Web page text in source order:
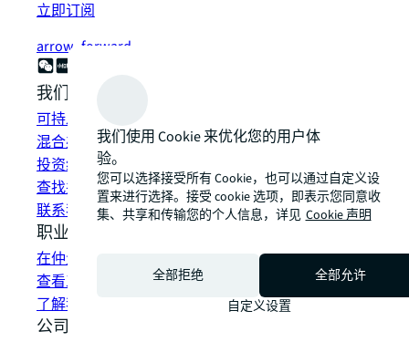
立即订阅
arrow_forward
我们如何为您提供帮助？
可持发展解决方案
混合办公空间解决方案
投资组合管理
查找并租赁空间
联系我们
职业发展
在仲量联行工作
查看工作机会
了解我们的员工
公司信息
我们使用 Cookie 来优化您的用户体
验。
您可以选择接受所有 Cookie，也可以通过自定义设
置来进行选择。接受 cookie 选项，即表示您同意收
集、共享和传输您的个人信息，详见 Cookie 声明
全部拒绝
全部允许
自定义设置